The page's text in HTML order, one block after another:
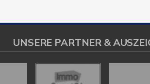
UNSERE PARTNER &